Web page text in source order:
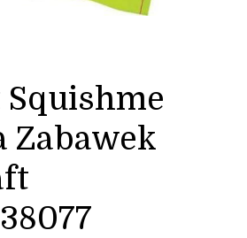
Zabawek